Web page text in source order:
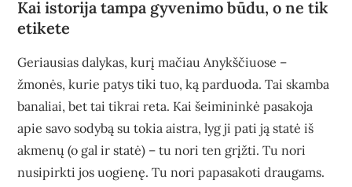
Kai istorija tampa gyvenimo būdu, o ne tik
etikete
Geriausias dalykas, kurį mačiau Anykščiuose –
žmonės, kurie patys tiki tuo, ką parduoda. Tai skamba
banaliai, bet tai tikrai reta. Kai šeimininkė pasakoja
apie savo sodybą su tokia aistra, lyg ji pati ją statė iš
akmenų (o gal ir statė) – tu nori ten grįžti. Tu nori
nusipirkti jos uogienę. Tu nori papasakoti draugams.